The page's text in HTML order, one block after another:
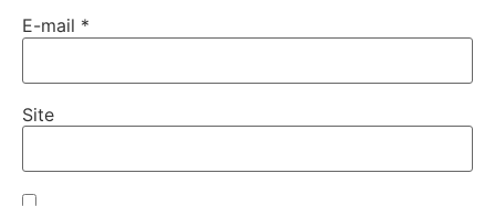
E-mail *
Site